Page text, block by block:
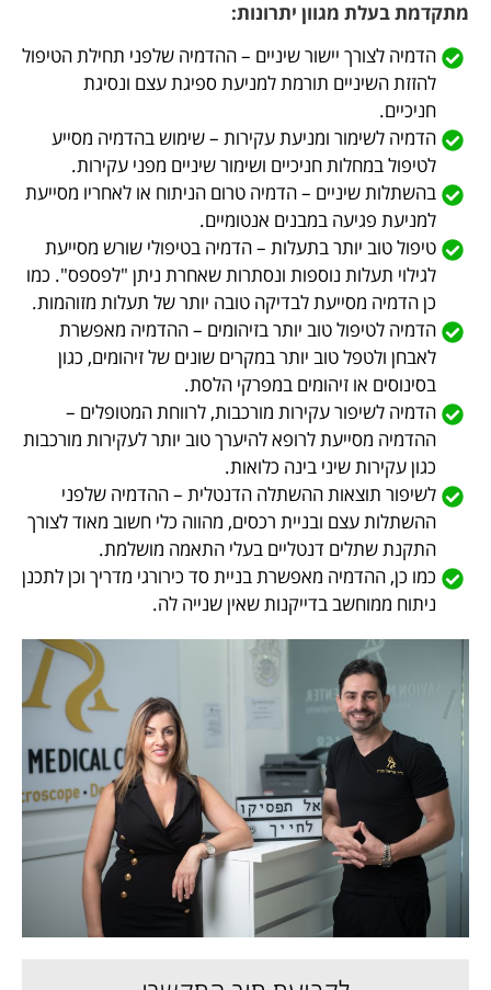
מתקדמת בעלת מגוון יתרונות:
הדמיה לצורך יישור שיניים – ההדמיה שלפני תחילת הטיפול
להזזת השיניים תורמת למניעת ספיגת עצם ונסיגת
חניכיים.
הדמיה לשימור ומניעת עקירות – שימוש בהדמיה מסייע
לטיפול במחלות חניכיים ושימור שיניים מפני עקירות.
בהשתלות שיניים – הדמיה טרום הניתוח או לאחריו מסייעת
למניעת פגיעה במבנים אנטומיים.
טיפול טוב יותר בתעלות – הדמיה בטיפולי שורש מסייעת
לגילוי תעלות נוספות ונסתרות שאחרת ניתן "לפספס". כמו
כן הדמיה מסייעת לבדיקה טובה יותר של תעלות מזוהמות.
הדמיה לטיפול טוב יותר בזיהומים – ההדמיה מאפשרת
לאבחן ולטפל טוב יותר במקרים שונים של זיהומים, כגון
בסינוסים או זיהומים במפרקי הלסת.
הדמיה לשיפור עקירות מורכבות, לרווחת המטופלים –
ההדמיה מסייעת לרופא להיערך טוב יותר לעקירות מורכבות
כגון עקירות שיני בינה כלואות.
לשיפור תוצאות ההשתלה הדנטלית – ההדמיה שלפני
ההשתלות עצם ובניית רכסים, מהווה כלי חשוב מאוד לצורך
התקנת שתלים דנטליים בעלי התאמה מושלמת.
כמו כן, ההדמיה מאפשרת בניית סד כירורגי מדריך וכן לתכנן
ניתוח ממוחשב בדייקנות שאין שנייה לה.